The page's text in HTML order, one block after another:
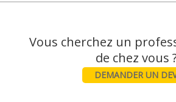
Vous cherchez un
DEMANDER UN